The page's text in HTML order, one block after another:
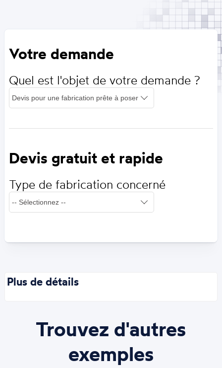
Votre demande
Quel est l'objet de votre demande ?
Devis gratuit et rapide
Type de fabrication concerné
Plus de détails
Trouvez d'autres
exemples